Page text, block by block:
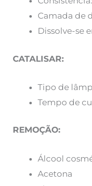
Camada de
Dissolve-se
CATALISAR:
Tipo de
Tempo de
REMOÇÃO:
Álcool
Acetona